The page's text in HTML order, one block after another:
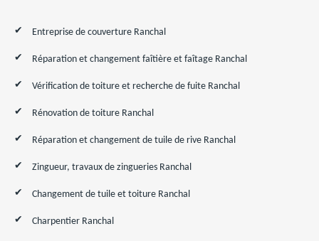
Entreprise de couverture Ranchal
Réparation et changement faîtière et faîtage Ranchal
Vérification de toiture et recherche de fuite Ranchal
Rénovation de toiture Ranchal
Réparation et changement de tuile de rive Ranchal
Zingueur, travaux de zingueries Ranchal
Changement de tuile et toiture Ranchal
Charpentier Ranchal